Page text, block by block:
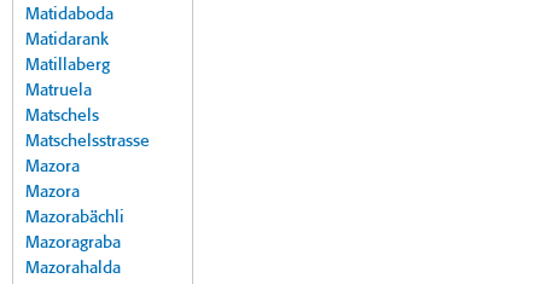
Matidaboda
Matidarank
Matillaberg
Matruela
Matschels
Matschelsstrasse
Mazora
Mazora
Mazorabächli
Mazoragraba
Mazorahalda